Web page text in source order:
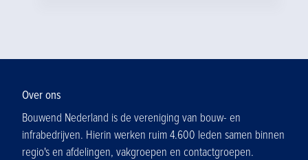
beeld van onze sector.
Over ons
Bouwend Nederland is de vereniging van bouw- en
infrabedrijven. Hierin werken ruim 4.600 leden samen binnen
regio's en afdelingen, vakgroepen en contactgroepen.